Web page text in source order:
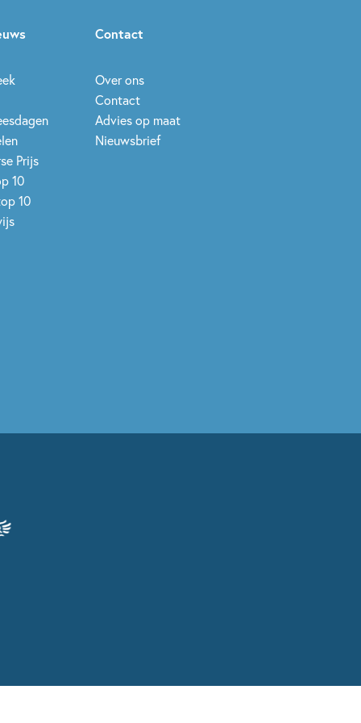
Prijs
10
10
Contact
Over ons
Contact
Advies op maat
Nieuwsbrief